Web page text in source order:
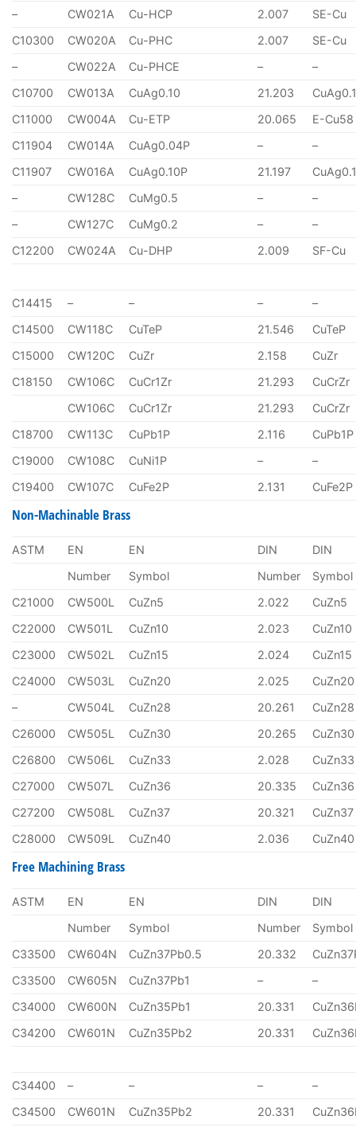
–
CW021A Cu-HCP 2.007
SE-Cu
C10300
CW020A Cu-PHC 2.007
SE-Cu
–
CW022A Cu-PHCE –
–
C10700
CW013A CuAg0.10 21.203
C11000
CW004A Cu-ETP 20.065
E-Cu58
C11904
CW014A CuAg0.04P –
–
C11907
CW016A CuAg0.10P 21.197
–
CW128C CuMg0.5 –
–
–
CW127C CuMg0.2 –
–
C12200
CW024A Cu-DHP 2.009 SF-Cu
C14415 – – –
–
C14500
CW118C CuTeP 21.546
CuTeP
C15000
CW120C CuZr 2.158
CuZr
C18150
CW106C CuCr1Zr 21.293
CuCrZr
CW106C
CuCr1Zr 21.293
CuCrZr
C18700
CW113C CuPb1P 2.116
CuPb1P
C19000
CW108C CuNi1P –
–
C19400
CW107C CuFe2P 2.131 CuFe2P
Non-Machinable Brass
ASTM EN EN DIN
DIN
Number
Symbol Number
Symbol
C21000
CW500L CuZn5 2.022
CuZn5
C22000
CW501L CuZn10 2.023
CuZn10
C23000
CW502L CuZn15 2.024
CuZn15
C24000
CW503L CuZn20 2.025
CuZn20
–
CW504L CuZn28 20.261
CuZn28
C26000
CW505L CuZn30 20.265
CuZn30
C26800
CW506L CuZn33 2.028
CuZn33
C27000
CW507L CuZn36 20.335
CuZn36
C27200
CW508L CuZn37 20.321
CuZn37
C28000
CW509L CuZn40 2.036 CuZn40
Free Machining Brass
ASTM EN EN DIN
DIN
Number
Symbol Number
Symbol
C33500
CW604N CuZn37Pb0.5 20.332
C33500
CW605N CuZn37Pb1 –
–
C34000
CW600N CuZn35Pb1 20.331
C34200
CW601N CuZn35Pb2 20.331
C34400 – – –
–
C34500
CW601N CuZn35Pb2 20.331